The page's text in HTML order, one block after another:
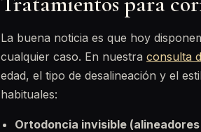
La buena noticia es que hoy
cualquier caso. En nuestra consulta
edad, el tipo de desalineación y el
habituales:
Ortodoncia invisible